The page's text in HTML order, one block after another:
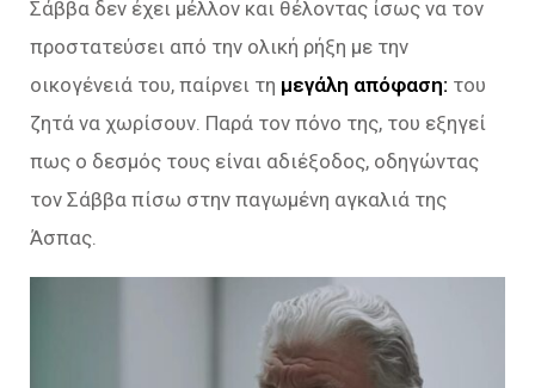
Σάββα δεν έχει μέλλον και θέλοντας ίσως να τον
προστατεύσει από την ολική ρήξη με την
οικογένειά του, παίρνει τη μεγάλη απόφαση: του
ζητά να χωρίσουν. Παρά τον πόνο της, του εξηγεί
πως ο δεσμός τους είναι αδιέξοδος, οδηγώντας
τον Σάββα πίσω στην παγωμένη αγκαλιά της
Άσπας.